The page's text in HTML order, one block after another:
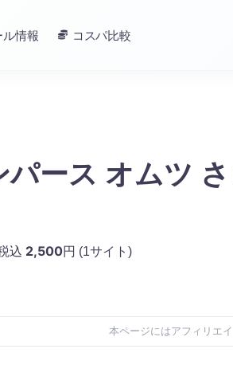
ル情報 コスパ比較
パース オムツ
込 2,500円 (1サイト)
本ページにはアフィリエ